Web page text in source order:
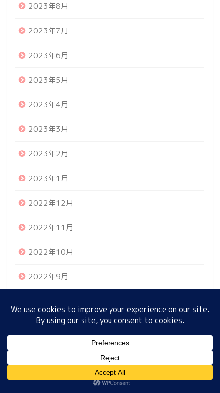
2023年8月
2023年7月
2023年6月
2023年5月
2023年4月
2023年3月
2023年2月
2023年1月
2022年12月
2022年11月
2022年10月
2022年9月
2022年7月
プロフィール サイトマップ